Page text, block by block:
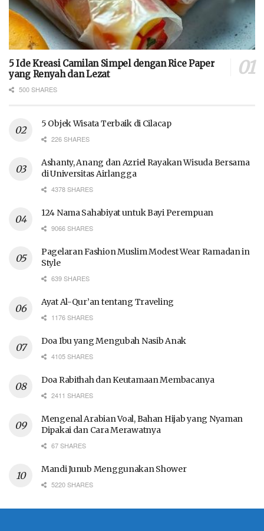
5 Ide Kreasi Camilan Simpel dengan Rice Paper
yang Renyah dan Lezat
500 SHARES
5 Objek Wisata Terbaik di Cilacap
226 SHARES
Ashanty, Anang dan Azriel Rayakan Wisuda Bersama
di Universitas Airlangga
4378 SHARES
124 Nama Sahabiyat untuk Bayi Perempuan
9066 SHARES
Pagelaran Fashion Muslim Modest Wear Ramadan in
Style
639 SHARES
Ayat Al-Qur’an tentang Traveling
1176 SHARES
Doa Ibu yang Mengubah Nasib Anak
4105 SHARES
Doa Rabithah dan Keutamaan Membacanya
2411 SHARES
Mengenal Arabian Voal, Bahan Hijab yang Nyaman
Dipakai dan Cara Merawatnya
67 SHARES
Mandi Junub Menggunakan Shower
5220 SHARES